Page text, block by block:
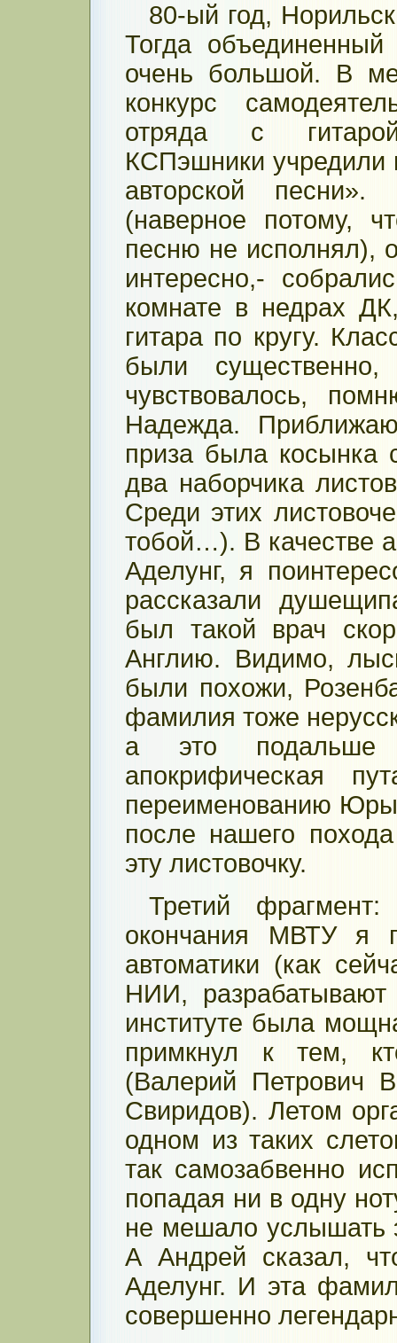
80-ый год,
Тогда
очень большой. В
конкурс
отряда с
КСПэшники учредили
авторской
(наверное потому,
песню не исполнял),
интересно,-
комнате в недрах
гитара по кругу.
были существенно,
чувствовалось,
Надежда.
приза была косынка
два наборчика
Среди этих
тобой…). В качестве
Аделунг, я
рассказали
был такой врач
Англию. Видимо,
были похожи,
фамилия тоже
а это
апокрифическая
переименованию
после нашего
эту листовочку.
Третий
окончания МВТУ я
автоматики (как
НИИ,
институте была
примкнул к тем,
(Валерий Петрович
Свиридов). Летом
одном из таких
так самозабвенно
попадая ни в одну
не мешало услышать
А Андрей сказал,
Аделунг. И эта
совершенно